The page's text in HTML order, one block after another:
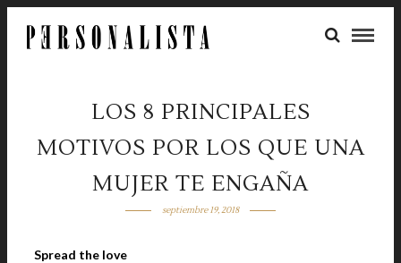
LOS 8 PRINCIPALES
MOTIVOS POR LOS QUE UNA
MUJER TE ENGAÑA
septiembre 19, 2018
Spread the love